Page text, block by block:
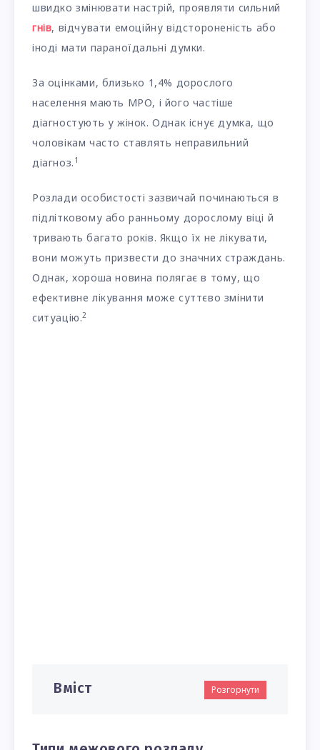
швидко змінювати настрій, проявляти сильний
гнів, відчувати емоційну відстороненість або
іноді мати параноїдальні думки.
За оцінками, близько 1,4% дорослого
населення мають МРО, і його частіше
діагностують у жінок. Однак існує думка, що
чоловікам часто ставлять неправильний
діагноз. 1
Розлади особистості зазвичай починаються в
підлітковому або ранньому дорослому віці й
тривають багато років. Якщо їх не лікувати,
вони можуть призвести до значних страждань.
Однак, хороша новина полягає в тому, що
ефективне лікування може суттєво змінити
ситуацію.2
Вміст Розгорнути